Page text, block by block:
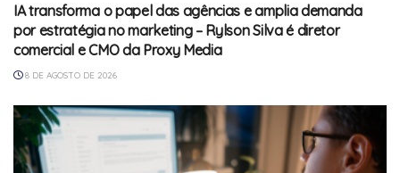
IA transforma o papel das agências e amplia demanda
por estratégia no marketing – Rylson Silva é diretor
comercial e CMO da Proxy Media
8 DE AGOSTO DE 2026